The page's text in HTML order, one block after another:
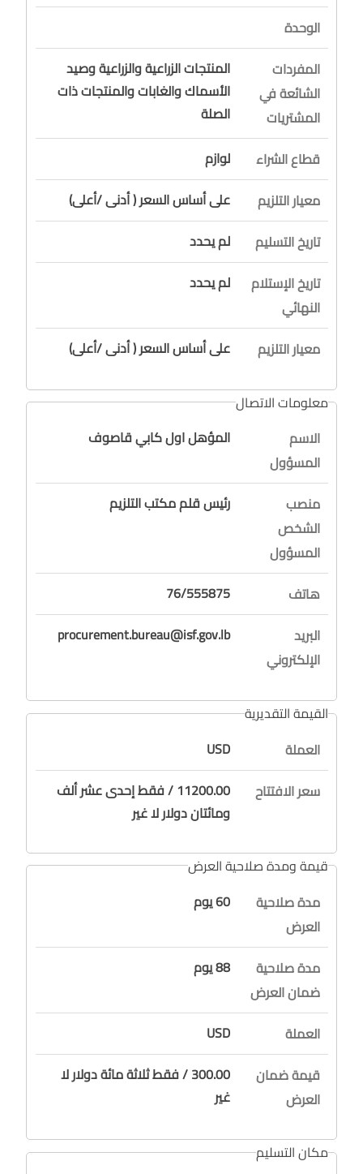
الوحدة
المفردات
الشائعة في
المشتريات
المنتجات الزراعية والزراعية وصيد
الأسماك والغابات والمنتجات ذات
الصلة
قطاع الشراء
لوازم
معيار التلزيم
على أساس السعر ( أدنى /أعلى)
تاريخ التسليم
لم يحدد
تاريخ الإستلام
النهائي
لم يحدد
معيار التلزيم على أساس السعر ( أدنى /أعلى)
معلومات الاتصال
الاسم
المسؤول
المؤهل اول كابي قاصوف
منصب
الشخص
المسؤول
رئيس قلم مكتب التلزيم
هاتف
76/555875
البريد
الإلكتروني
procurement.bureau@isf.gov.lb
القيمة التقديرية
العملة
USD
سعر الافتتاح
11200.00 / فقط إحدى عشر ألف
ومائتان دولار لا غير
قيمة ومدة صلاحية العرض
مدة صلاحية
العرض
60 يوم
مدة صلاحية
ضمان العرض
88 يوم
العملة
USD
قيمة ضمان
العرض
300.00 / فقط ثلاثة مائة دولار لا
غير
مكان التسليم